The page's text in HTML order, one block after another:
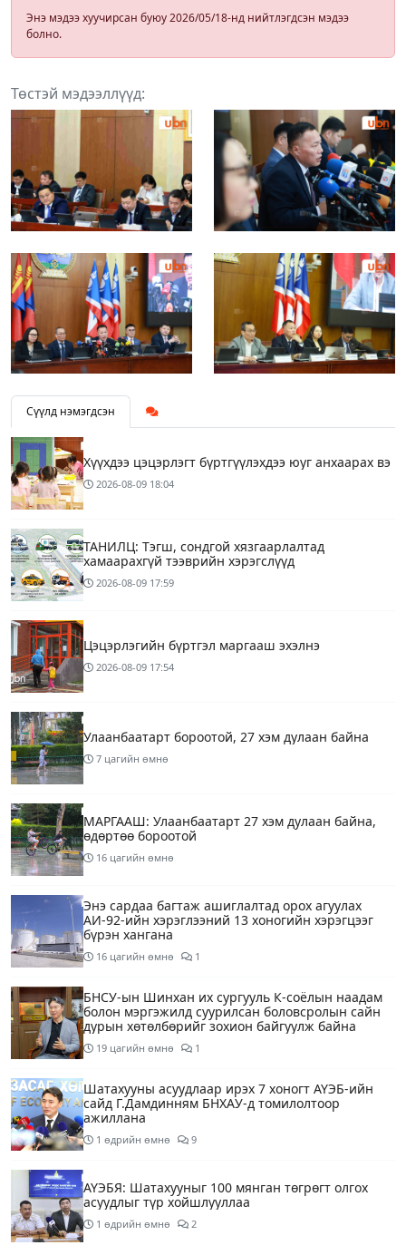
Энэ мэдээ хуучирсан буюу 2026/05/18-нд нийтлэгдсэн мэдээ
болно.
Төстэй мэдээллүүд:
Сүүлд нэмэгдсэн
Хүүхдээ цэцэрлэгт бүртгүүлэхдээ юуг анхаарах вэ
2026-08-09 18:04
ТАНИЛЦ: Тэгш, сондгой хязгаарлалтад
хамаарахгүй тээврийн хэрэгслүүд
2026-08-09 17:59
Цэцэрлэгийн бүртгэл маргааш эхэлнэ
2026-08-09 17:54
Улаанбаатарт бороотой, 27 хэм дулаан байна
7 цагийн өмнө
МАРГААШ: Улаанбаатарт 27 хэм дулаан байна,
өдөртөө бороотой
16 цагийн өмнө
Энэ сардаа багтаж ашиглалтад орох агуулах
АИ-92-ийн хэрэглээний 13 хоногийн хэрэгцээг
бүрэн хангана
16 цагийн өмнө 1
БНСУ-ын Шинхан их сургууль К-соёлын наадам
болон мэргэжилд суурилсан боловсролын сайн
дурын хөтөлбөрийг зохион байгуулж байна
19 цагийн өмнө 1
Шатахууны асуудлаар ирэх 7 хоногт АҮЭБ-ийн
сайд Г.Дамдинням БНХАУ-д томилолтоор
ажиллана
1 өдрийн өмнө 9
АҮЭБЯ: Шатахууныг 100 мянган төгрөгт олгох
асуудлыг түр хойшлууллаа
1 өдрийн өмнө 2